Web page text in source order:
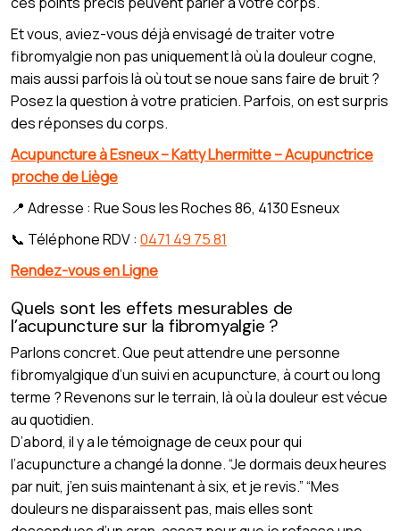
Et vous, aviez-vous déjà envisagé de traiter votre
fibromyalgie non pas uniquement là où la douleur cogne,
mais aussi parfois là où tout se noue sans faire de bruit ?
Posez la question à votre praticien. Parfois, on est surpris
des réponses du corps.
Acupuncture à Esneux – Katty Lhermitte – Acupunctrice
proche de Liège
📍 Adresse : Rue Sous les Roches 86, 4130 Esneux
📞 Téléphone RDV : 0471 49 75 81
Rendez-vous en Ligne
Quels sont les effets mesurables de
l’acupuncture sur la fibromyalgie ?
Parlons concret. Que peut attendre une personne
fibromyalgique d’un suivi en acupuncture, à court ou long
terme ? Revenons sur le terrain, là où la douleur est vécue
au quotidien.
D’abord, il y a le témoignage de ceux pour qui
l’acupuncture a changé la donne. “Je dormais deux heures
par nuit, j’en suis maintenant à six, et je revis.” “Mes
douleurs ne disparaissent pas, mais elles sont